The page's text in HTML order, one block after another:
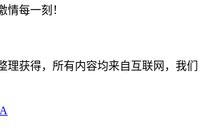
每一刻！
获得，所有内容均来自互联网，